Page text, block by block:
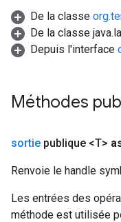
De la classe
De la classe
Depuis l'interface
Méthodes
sortie publique <T>
Renvoie le handle
Les entrées des
méthode est utilisée